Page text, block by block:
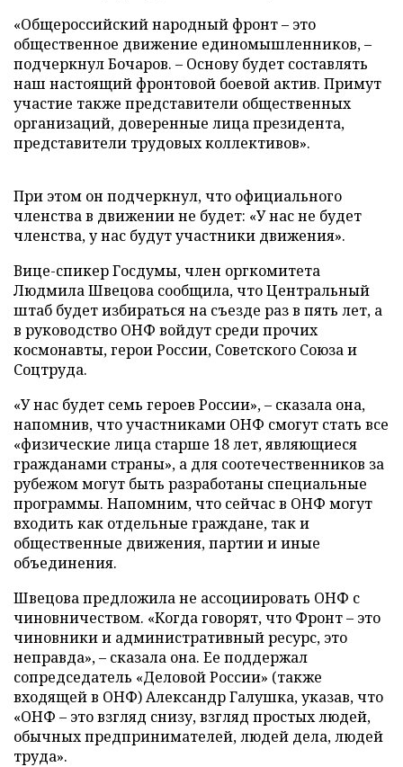
«Общероссийский народный фронт – это
общественное движение единомышленников, –
подчеркнул Бочаров. – Основу будет составлять
наш настоящий фронтовой боевой актив. Примут
участие также представители общественных
организаций, доверенные лица президента,
представители трудовых коллективов».
При этом он подчеркнул, что официального
членства в движении не будет: «У нас не будет
членства, у нас будут участники движения».
Вице-спикер Госдумы, член оргкомитета
Людмила Швецова сообщила, что Центральный
штаб будет избираться на съезде раз в пять лет, а
в руководство ОНФ войдут среди прочих
космонавты, герои России, Советского Союза и
Соцтруда.
«У нас будет семь героев России», – сказала она,
напомнив, что участниками ОНФ смогут стать все
«физические лица старше 18 лет, являющиеся
гражданами страны», а для соотечественников за
рубежом могут быть разработаны специальные
программы. Напомним, что сейчас в ОНФ могут
входить как отдельные граждане, так и
общественные движения, партии и иные
объединения.
Швецова предложила не ассоциировать ОНФ с
чиновничеством. «Когда говорят, что Фронт – это
чиновники и административный ресурс, это
неправда», – сказала она. Ее поддержал
сопредседатель «Деловой России» (также
входящей в ОНФ) Александр Галушка, указав, что
«ОНФ – это взгляд снизу, взгляд простых людей,
обычных предпринимателей, людей дела, людей
труда».